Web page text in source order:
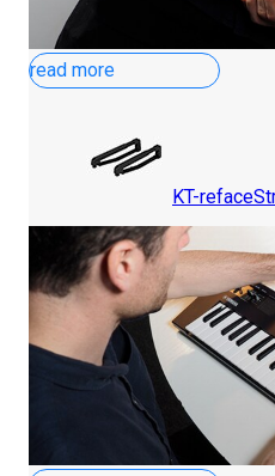
read more
KT-reface